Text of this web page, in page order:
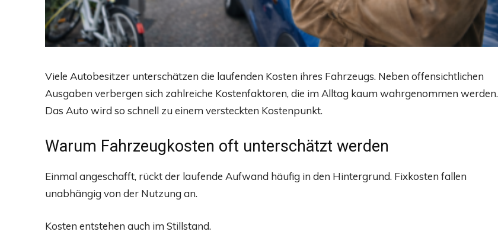
Viele Autobesitzer unterschätzen die laufenden Kosten ihres Fahrzeugs. Neben offensichtlichen
Ausgaben verbergen sich zahlreiche Kostenfaktoren, die im Alltag kaum wahrgenommen werden.
Das Auto wird so schnell zu einem versteckten Kostenpunkt.
Warum Fahrzeugkosten oft unterschätzt werden
Einmal angeschafft, rückt der laufende Aufwand häufig in den Hintergrund. Fixkosten fallen
unabhängig von der Nutzung an.
Kosten entstehen auch im Stillstand.